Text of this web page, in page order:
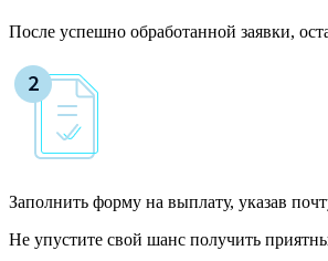
После успешно обработанной заявки,
Заполнить форму на выплату, указав
Не упустите свой шанс получить